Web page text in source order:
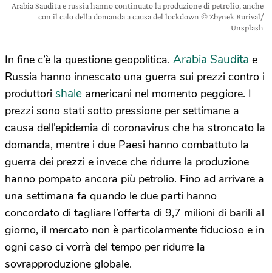
Arabia Saudita e russia hanno continuato la produzione di petrolio, anche
con il calo della domanda a causa del lockdown © Zbynek Burival/
Unsplash
In fine c’è la questione geopolitica. Arabia Saudita e
Russia hanno innescato una guerra sui prezzi contro i
produttori shale americani nel momento peggiore. I
prezzi sono stati sotto pressione per settimane a
causa dell’epidemia di coronavirus che ha stroncato la
domanda, mentre i due Paesi hanno combattuto la
guerra dei prezzi e invece che ridurre la produzione
hanno pompato ancora più petrolio. Fino ad arrivare a
una settimana fa quando le due parti hanno
concordato di tagliare l’offerta di 9,7 milioni di barili al
giorno, il mercato non è particolarmente fiducioso e in
ogni caso ci vorrà del tempo per ridurre la
sovrapproduzione globale.